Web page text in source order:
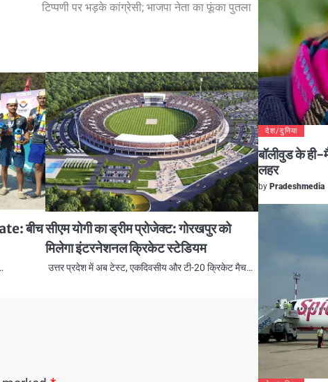
टिप्पणी पर भड़के कांग्रेसी; भाजपा नेता का फूंका पुतला
बीचसीएम योगी का ड्रीम प्रोजेक्ट: गोरखपुर को
मिलेगा इंटरनेशनल क्रिकेट स्टेडियम
उत्तर प्रदेश में अब टेस्ट, एकदिवसीय और टी-20 क्रिकेट मैच…
देश/दुनिया
बॉलीवुड के ही-
लहर
by Pradeshmedia